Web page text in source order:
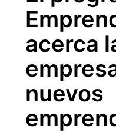
acerca
nuevos